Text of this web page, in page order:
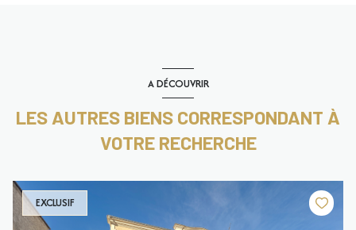
A DÉCOUVRIR
LES AUTRES BIENS CORRESPONDANT À
VOTRE RECHERCHE
EXCLUSIF